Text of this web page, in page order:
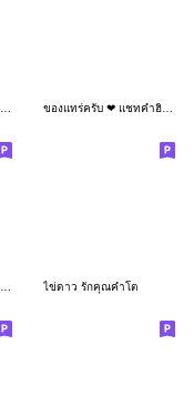
ของแทร่ครับ ❤ แชทคำฮิตน่ารัก
ลีโอ : คำสุภาพ ทักทาย อวยพรดีดี ทุกวัน ไข่ดาว รักคุณคำโต